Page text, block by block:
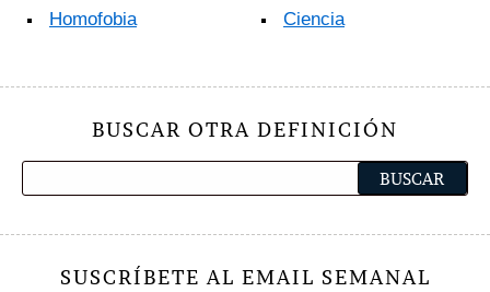
Homofobia Ciencia
BUSCAR OTRA DEFINICIÓN
SUSCRÍBETE AL EMAIL SEMANAL